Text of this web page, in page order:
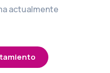
actualmente